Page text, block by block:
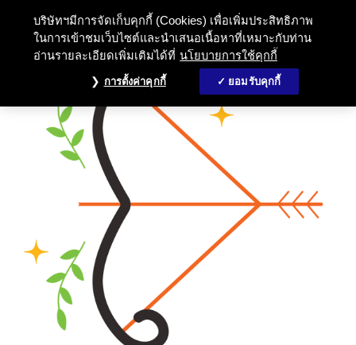
บริษัทฯมีการจัดเก็บคุกกี้ (Cookies) เพื่อเพิ่มประสิทธิภาพ
ในการเข้าชมเว็บไซต์และนำเสนอเนื้อหาที่เหมาะกับท่าน
อ่านรายละเอียดเพิ่มเติมได้ที่ นโยบายการใช้คุกกี้
การตั้งค่าคุกกี้ ยอมรับคุกกี้